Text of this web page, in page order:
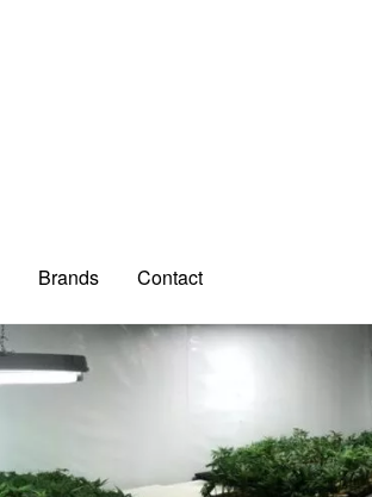
Brands Contact